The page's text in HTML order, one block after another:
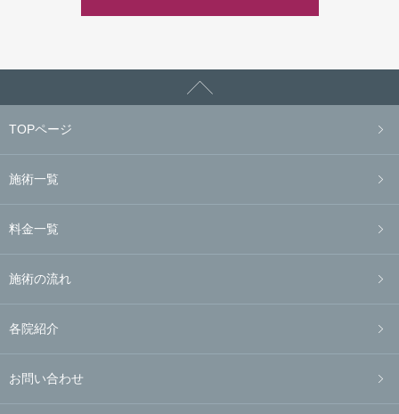
TOPページ
施術一覧
料金一覧
施術の流れ
各院紹介
お問い合わせ